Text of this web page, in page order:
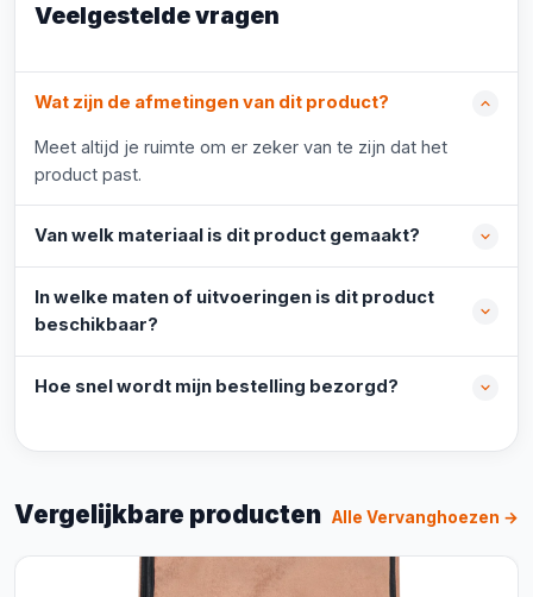
Veelgestelde vragen
Wat zijn de afmetingen van dit product?
Meet altijd je ruimte om er zeker van te zijn dat het
product past.
Van welk materiaal is dit product gemaakt?
In welke maten of uitvoeringen is dit product
beschikbaar?
Hoe snel wordt mijn bestelling bezorgd?
Vergelijkbare producten Alle Vervanghoezen →